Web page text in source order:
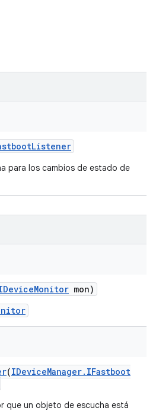
Listener
para los cambios de estado de
Monitor mon)
(IDeviceManager. IFastboot
que un objeto de escucha está